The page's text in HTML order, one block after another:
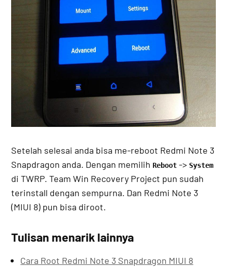
Setelah selesai anda bisa me-reboot Redmi Note 3
Snapdragon anda. Dengan memilih Reboot -> System
di TWRP. Team Win Recovery Project pun sudah
terinstall dengan sempurna. Dan Redmi Note 3
(MIUI 8) pun bisa diroot.
Tulisan menarik lainnya
Cara Root Redmi Note 3 Snapdragon MIUI 8